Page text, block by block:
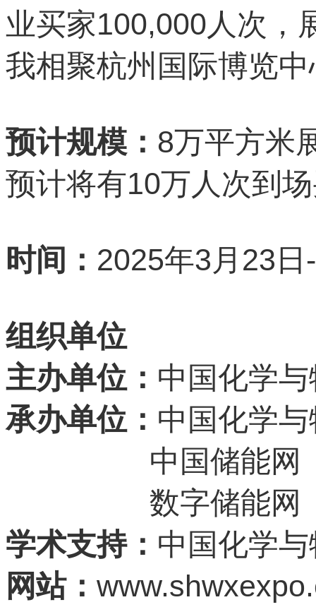
业买家100,000人次，
我相聚杭州国际博览
预计规模： 8万平方米
预计将有10万人次到
时间： 2025年3 月 23 日
组织单位
主办单位： 中国化学
承办单位： 中国化学
中国储能网
数字储能网
学术支持： 中国化学
网站：